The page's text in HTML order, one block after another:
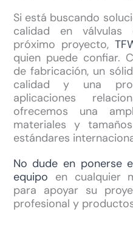
Si está buscando
calidad en
próximo proyecto,
quien puede confiar.
de fabricación, un
calidad y una
aplicaciones
ofrecemos una
materiales y
estándares
No dude en ponerse
equipo en cualquier
para apoyar su
profesional y